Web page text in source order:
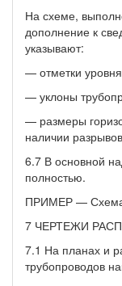
На схеме,
дополнение к
указывают:
— отметки
— уклоны
— размеры
наличии
6.7 В основной
полностью.
ПРИМЕР — Схема
7 ЧЕРТЕЖИ
7.1 На планах и
трубопроводов